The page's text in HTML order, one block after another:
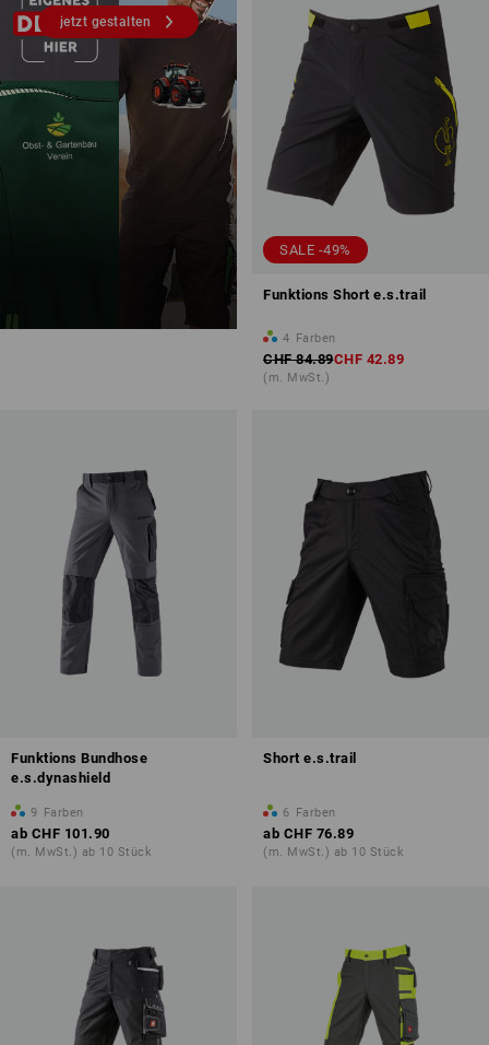
jetzt gestalten
SALE -49%
Funktions Short e.s.trail
4 Farben
CHF 84.89CHF 42.89
(m. MwSt.)
Funktions Bundhose
e.s.dynashield
9 Farben
ab CHF 101.90
(m. MwSt.) ab 10 Stück
Short e.s.trail
6 Farben
ab CHF 76.89
(m. MwSt.) ab 10 Stück